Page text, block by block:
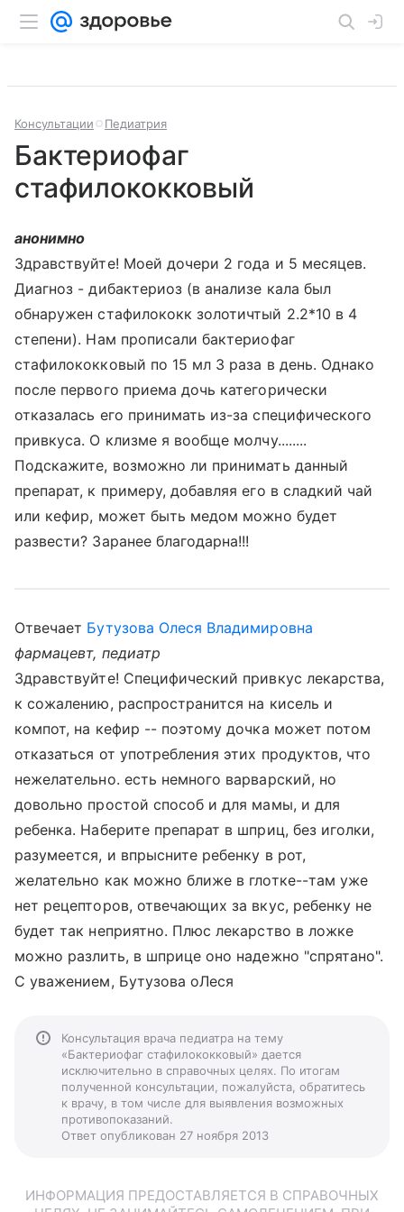
Консультации Педиатрия
Бактериофаг
стафилококковый
анонимно
Здравствуйте! Моей дочери 2 года и 5 месяцев.
Диагноз - дибактериоз (в анализе кала был
обнаружен стафилококк золотичтый 2.2*10 в 4
степени). Нам прописали бактериофаг
стафилококковый по 15 мл 3 раза в день. Однако
после первого приема дочь категорически
отказалась его принимать из-за специфического
привкуса. О клизме я вообще молчу........
Подскажите, возможно ли принимать данный
препарат, к примеру, добавляя его в сладкий чай
или кефир, может быть медом можно будет
развести? Заранее благодарна!!!
Отвечает Бутузова Олеся Владимировна
фармацевт, педиатр
Здравствуйте! Специфический привкус лекарства,
к сожалению, распространится на кисель и
компот, на кефир -- поэтому дочка может потом
отказаться от употребления этих продуктов, что
нежелательно. есть немного варварский, но
довольно простой способ и для мамы, и для
ребенка. Наберите препарат в шприц, без иголки,
разумеется, и впрысните ребенку в рот,
желательно как можно ближе в глотке--там уже
нет рецепторов, отвечающих за вкус, ребенку не
будет так неприятно. Плюс лекарство в ложке
можно разлить, в шприце оно надежно "спрятано".
С уважением, Бутузова оЛеся
Консультация врача педиатра на тему
«Бактериофаг стафилококковый» дается
исключительно в справочных целях. По итогам
полученной консультации, пожалуйста, обратитесь
к врачу, в том числе для выявления возможных
противопоказаний.
Ответ опубликован 27 ноября 2013
ИНФОРМАЦИЯ ПРЕДОСТАВЛЯЕТСЯ В СПРАВОЧНЫХ